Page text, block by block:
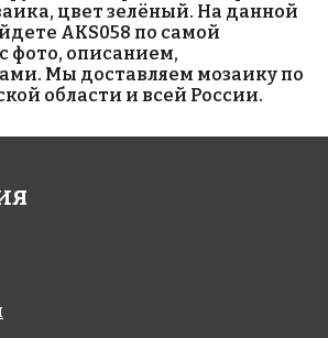
306x306
цвет зелёный. На данной
AKS058 по самой
фото, описанием,
Мы доставляем мозаику по
области и всей России.